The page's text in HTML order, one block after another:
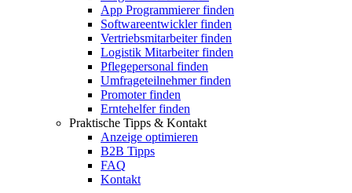
App Programmierer finden
Softwareentwickler finden
Vertriebsmitarbeiter finden
Logistik Mitarbeiter finden
Pflegepersonal finden
Umfrageteilnehmer finden
Promoter finden
Erntehelfer finden
Praktische Tipps & Kontakt
Anzeige optimieren
B2B Tipps
FAQ
Kontakt